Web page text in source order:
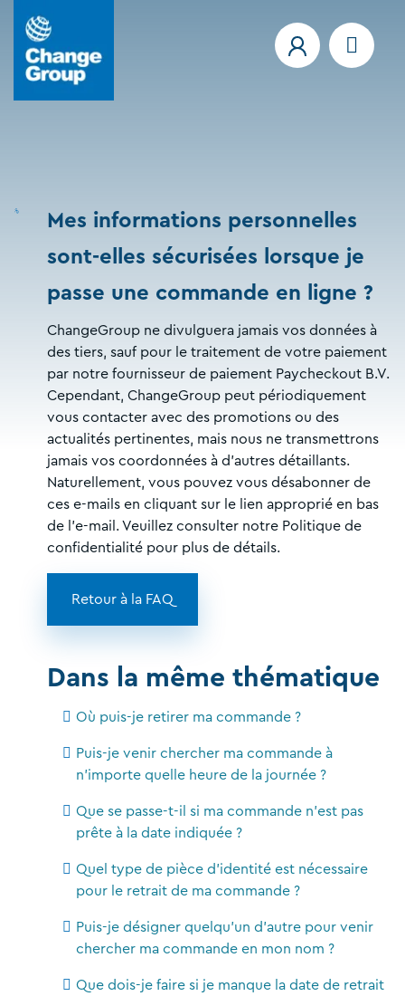
Mes informations personnelles
sont-elles sécurisées lorsque je
passe une commande en ligne ?
ChangeGroup ne divulguera jamais vos données à
des tiers, sauf pour le traitement de votre paiement
par notre fournisseur de paiement Paycheckout B.V.
Cependant, ChangeGroup peut périodiquement
vous contacter avec des promotions ou des
actualités pertinentes, mais nous ne transmettrons
jamais vos coordonnées à d'autres détaillants.
Naturellement, vous pouvez vous désabonner de
ces e-mails en cliquant sur le lien approprié en bas
de l'e-mail. Veuillez consulter notre Politique de
confidentialité pour plus de détails.
Retour à la FAQ
Dans la même thématique
Où puis-je retirer ma commande ?
Puis-je venir chercher ma commande à
n'importe quelle heure de la journée ?
Que se passe-t-il si ma commande n'est pas
prête à la date indiquée ?
Quel type de pièce d'identité est nécessaire
pour le retrait de ma commande ?
Puis-je désigner quelqu'un d'autre pour venir
chercher ma commande en mon nom ?
Que dois-je faire si je manque la date de retrait